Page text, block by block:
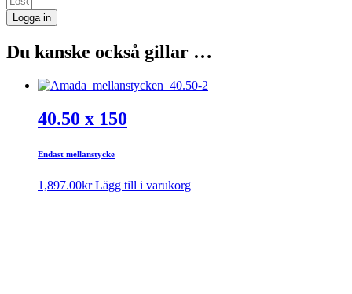
Logga in
Du kanske också gillar …
40.50 x 150
Endast mellanstycke
1,897.00kr Lägg till i varukorg